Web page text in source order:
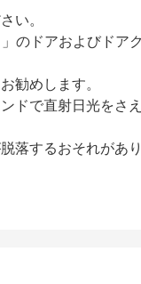
い。
のドアおよびドア
勧めします。
で直射日光をさ
するおそれがあり